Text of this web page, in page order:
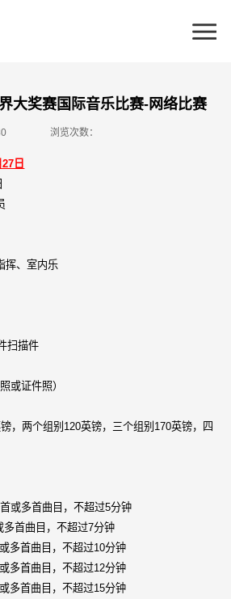
大奖赛国际音乐比赛-网络比赛
浏览次数：
日
挥、室内乐
扫描件
或证件照）
，两个组别120英镑，三个组别170英镑，四
或多首曲目，不超过5分钟
多首曲目，不超过7分钟
多首曲目，不超过10分钟
多首曲目，不超过12分钟
多首曲目，不超过15分钟